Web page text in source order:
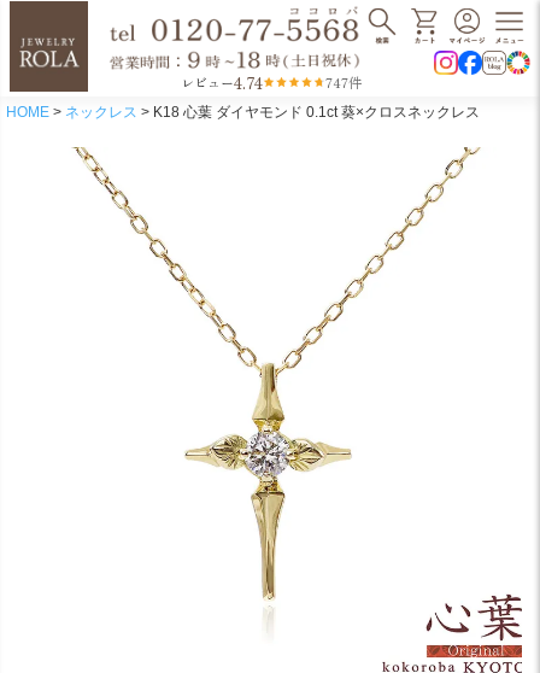
レビュー4.74 747件
HOME ネックレス K18 心葉 ダイヤモンド 0.1ct 葵×クロスネックレス